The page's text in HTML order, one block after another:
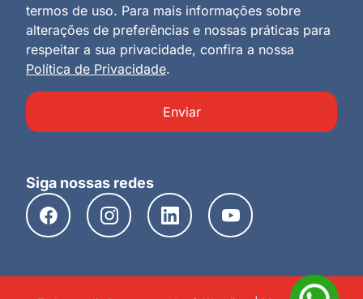
termos de uso. Para mais informações sobre
alterações de preferências e nossas práticas para
respeitar a sua privacidade, confira a nossa
Política de Privacidade.
Enviar
Siga nossas redes